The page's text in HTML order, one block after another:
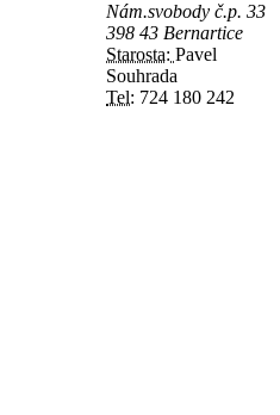
Nám.svobody č.p. 33
398 43 Bernartice
Starosta: Pavel
Souhrada
Tel: 724 180 242